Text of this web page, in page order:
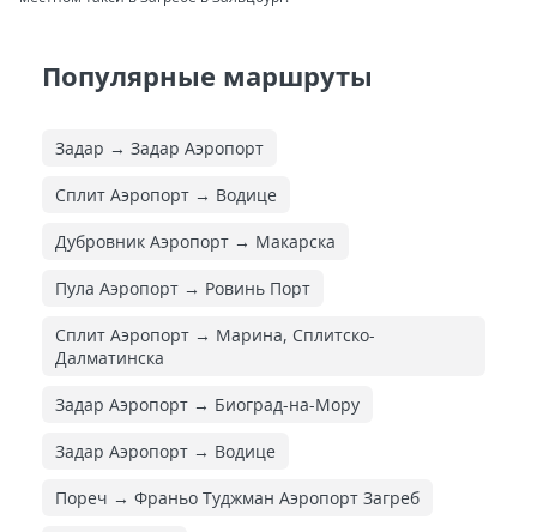
Популярные маршруты
Задар → Задар Аэропорт
Сплит Аэропорт → Водице
Дубровник Аэропорт → Макарска
Пула Аэропорт → Ровинь Порт
Сплит Аэропорт → Марина, Сплитско-
Далматинска
Задар Аэропорт → Биоград-на-Мору
Задар Аэропорт → Водице
Пореч → Франьо Туджман Аэропорт Загреб